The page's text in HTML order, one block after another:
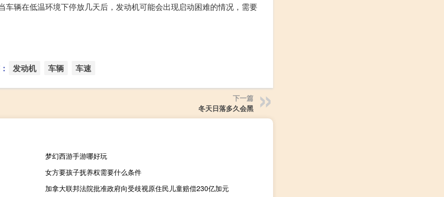
辆在低温环境下停放几天后，发动机可能会出现启动困难的情况，需要
发动机 车辆 车速
下一篇
冬天日落多久会黑
梦幻西游手游哪好玩
女方要孩子抚养权需要什么条件
加拿大联邦法院批准政府向受歧视原住民儿童赔偿230亿加元